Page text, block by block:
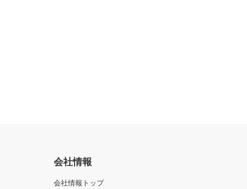
会社情報
会社情報トップ